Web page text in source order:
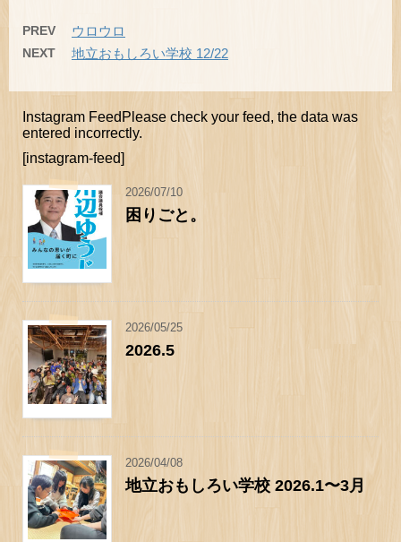
PREV ウロウロ
NEXT 地立おもしろい学校 12/22
Instagram FeedPlease check your feed, the data was
entered incorrectly.
[instagram-feed]
2026/07/10
困りごと。
2026/05/25
2026.5
2026/04/08
地立おもしろい学校 2026.1〜3月